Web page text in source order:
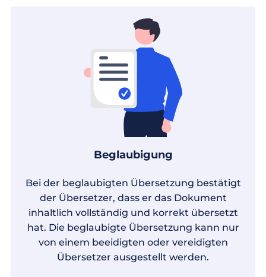
Beglaubigung
Bei der beglaubigten Übersetzung bestätigt
der Übersetzer, dass er das Dokument
inhaltlich vollständig und korrekt übersetzt
hat. Die beglaubigte Übersetzung kann nur
von einem beeidigten oder vereidigten
Übersetzer ausgestellt werden.